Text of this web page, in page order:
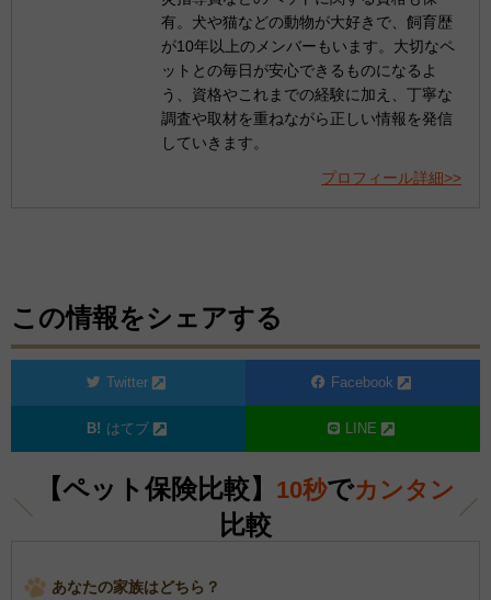
有。犬や猫などの動物が大好きで、飼育歴
が10年以上のメンバーもいます。大切なペ
ットとの毎日が安心できるものになるよ
う、資格やこれまでの経験に加え、丁寧な
調査や取材を重ねながら正しい情報を発信
していきます。
プロフィール詳細>>
この情報をシェアする
Twitter Facebook
はてブ LINE
【ペット保険比較】 10秒でカンタン
比較
あなたの家族はどちら？